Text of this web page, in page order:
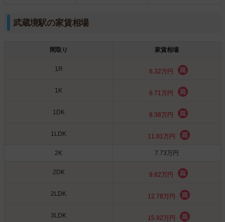
武蔵境駅の家賃相場
間取り 家賃相場
1R 6.32万円
1K 6.71万円
1DK 8.38万円
1LDK 11.81万円
2K 7.73万円
2DK 9.82万円
2LDK 12.78万円
3LDK 15.92万円